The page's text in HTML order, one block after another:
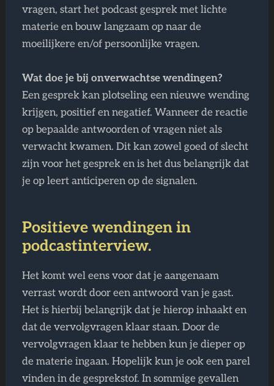
vragen, start het podcast gesprek met lichte
materie en bouw langzaam op naar de
moeilijkere en/of persoonlijke vragen.
Wat doe je bij onverwachtse wendingen?
Een gesprek kan plotseling een nieuwe wending
krijgen, positief en negatief. Wanneer de reactie
op bepaalde antwoorden of vragen niet als
verwacht kwamen. Dit kan zowel goed of slecht
zijn voor het gesprek en is het dus belangrijk dat
je op leert anticiperen op de signalen.
Positieve wendingen in
podcastinterview.
Het komt wel eens voor dat je aangenaam
verrast wordt door een antwoord van je gast.
Het is hierbij belangrijk dat je hierop inhaakt en
dat de vervolgvragen klaar staan. Door de
vervolgvragen klaar te hebben kun je dieper op
de materie ingaan. Hopelijk kun je ook een parel
vinden in de gesprekstof. In sommige gevallen